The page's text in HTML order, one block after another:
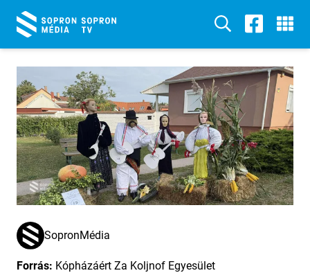
SopronMédia
Forrás: Kópházáért Za Koljnof Egyesület